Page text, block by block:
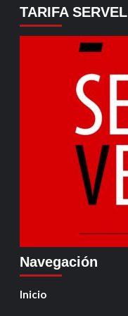
TARIFA SERVEL
Navegación
Inicio